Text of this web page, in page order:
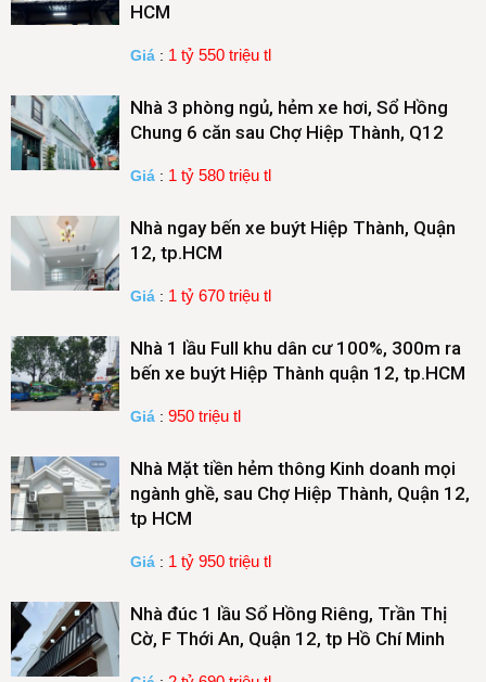
HCM
Giá : 1 tỷ 550 triệu tl
Nhà 3 phòng ngủ, hẻm xe hơi, Sổ Hồng
Chung 6 căn sau Chợ Hiệp Thành, Q12
Giá : 1 tỷ 580 triệu tl
Nhà ngay bến xe buýt Hiệp Thành, Quận
12, tp.HCM
Giá : 1 tỷ 670 triệu tl
Nhà 1 lầu Full khu dân cư 100%, 300m ra
bến xe buýt Hiệp Thành quận 12, tp.HCM
Giá : 950 triệu tl
Nhà Mặt tiền hẻm thông Kinh doanh mọi
ngành ghề, sau Chợ Hiệp Thành, Quận 12,
tp HCM
Giá : 1 tỷ 950 triệu tl
Nhà đúc 1 lầu Sổ Hồng Riêng, Trần Thị
Cờ, F Thới An, Quận 12, tp Hồ Chí Minh